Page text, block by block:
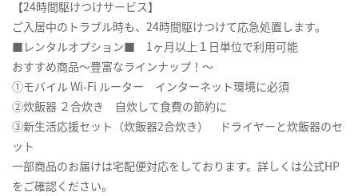
【24時間駆けつけサービス】
ご入居中のトラブル時も、24時間駆けつけて応急処置します。
■レンタルオプション■ 1ヶ月以上１日単位で利用可能
おすすめ商品～豊富なラインナップ！～
①モバイル Wi-Fi ルーター インターネット環境に必須
②炊飯器 ２合炊き 自炊して食費の節約に
③新生活応援セット（炊飯器2合炊き） ドライヤーと炊飯器のセ
ット
一部商品のお届けは宅配便対応をしております。詳しくは公式HP
をご確認ください。